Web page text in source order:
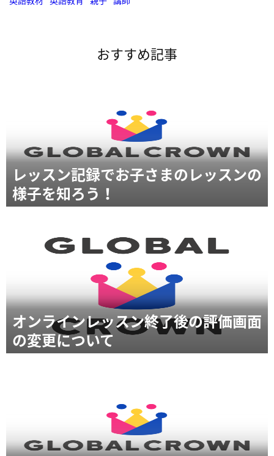
おすすめ記事
レッスン記録でお子さまのレッスンの
様子を知ろう！
オンラインレッスン終了後の評価画面
の変更について